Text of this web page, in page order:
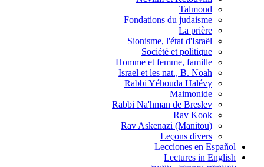
Talmoud
Fondations du judaisme
La prière
Sionisme, l'état d'Israël
Société et politique
Homme et femme, famille
Israel et les nat., B. Noah
Rabbi Yéhouda Halévy
Maimonide
Rabbi Na'hman de Breslev
Rav Kook
(Rav Askenazi (Manitou
Leçons divers
Lecciones en Español
Lectures in English